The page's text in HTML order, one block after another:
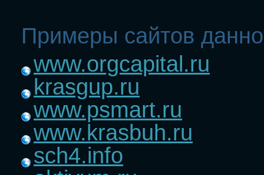
Примеры сайтов
www.orgcapital.ru
krasgup.ru
www.psmart.ru
www.krasbuh.ru
sch4.info